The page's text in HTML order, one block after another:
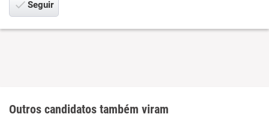
Seguir
Outros candidatos também viram